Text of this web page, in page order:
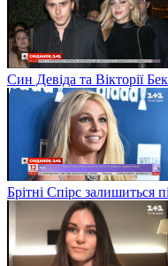
Син Девіда та Вікторії
Брітні Спірс залишиться